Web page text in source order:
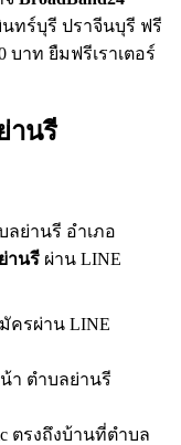
ทร์บุรี ปราจีนบุรี ฟรี
บาท ยืมฟรีเราเตอร์
านรี
ย่านรี อำเภอ
านรี ผ่าน LINE
ครผ่าน LINE
า ตำบลย่านรี
ตรงถึงบ้านที่ตำบล